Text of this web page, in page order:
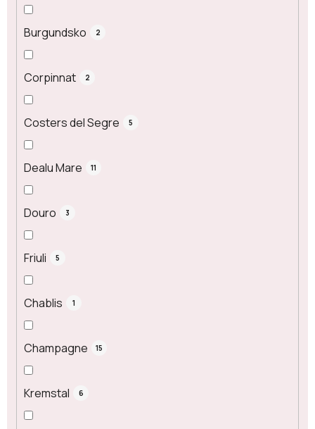
Burgundsko 2
Corpinnat 2
Costers del Segre 5
Dealu Mare 11
Douro 3
Friuli 5
Chablis 1
Champagne 15
Kremstal 6